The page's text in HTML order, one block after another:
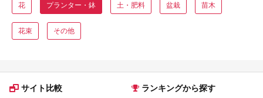
花 プランター・鉢 土・肥料 盆栽 苗木
花束 その他
サイト比較 ランキングから探す